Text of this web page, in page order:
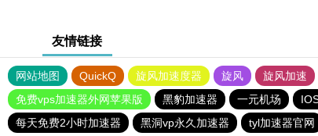
友情链接
网站地图 QuickQ 旋风加速度器 旋风 旋风加速
免费vps加速器外网苹果版
黑豹加速器 一元机场
每天免费2小时加速器
黑洞vp永久加速器 tyl加速器官网